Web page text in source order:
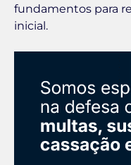
fundamentos para
inicial.